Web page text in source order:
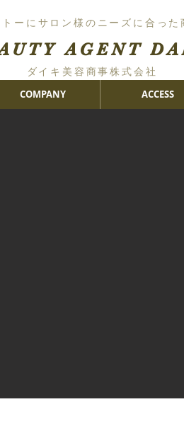
ーにサロン様のニーズに合った
AGENT
COMPANY ACCESS
ダイキ美容商事株式会社